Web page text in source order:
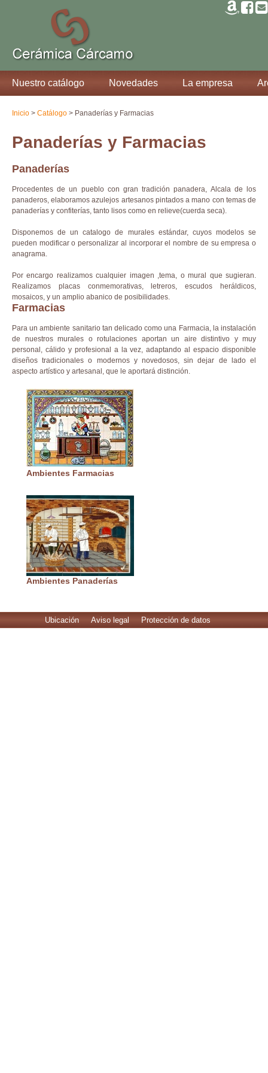
Nuestro catálogo Novedades La empresa
Inicio > Catálogo > Panaderías y Farmacias
Panaderías y Farmacias
Panaderías
Procedentes de un pueblo con gran tradición panadera, Alcala de los
panaderos, elaboramos azulejos artesanos pintados a mano con temas de
panaderías y confiterías, tanto lisos como en relieve(cuerda seca).
Disponemos de un catalogo de murales estándar, cuyos modelos se
pueden modificar o personalizar al incorporar el nombre de su empresa o
anagrama.
Por encargo realizamos cualquier imagen ,tema, o mural que sugieran.
Realizamos placas conmemorativas, letreros, escudos heráldicos,
mosaicos, y un amplio abanico de posibilidades.
Farmacias
Para un ambiente sanitario tan delicado como una Farmacia, la instalación
de nuestros murales o rotulaciones aportan un aire distintivo y muy
personal, cálido y profesional a la vez, adaptando al espacio disponible
diseños tradicionales o modernos y novedosos, sin dejar de lado el
aspecto artístico y artesanal, que le aportará distinción.
Ambientes Farmacias
Ambientes Panaderías
Ubicación Aviso legal Protección de datos